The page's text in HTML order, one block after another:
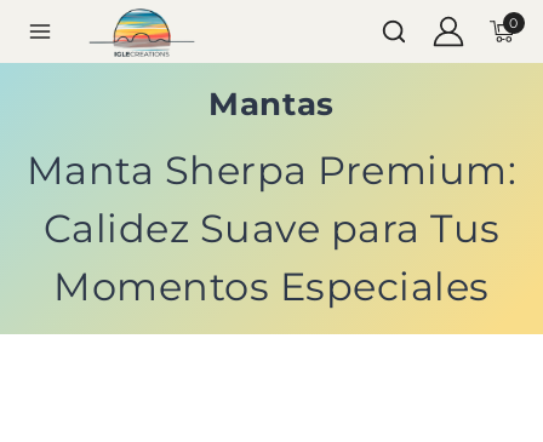
0
Mantas
Manta Sherpa Premium:
Calidez Suave para Tus
Momentos Especiales